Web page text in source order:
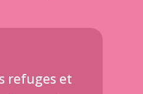
refuges et